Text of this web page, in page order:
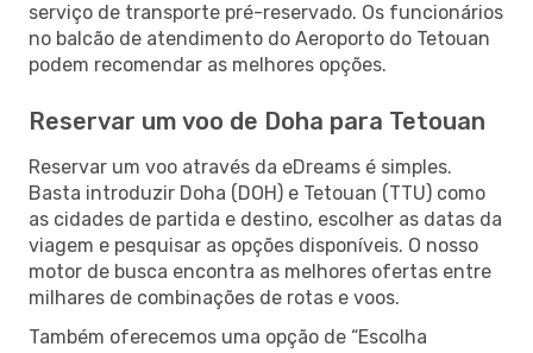
serviço de transporte pré-reservado. Os funcionários
no balcão de atendimento do Aeroporto do Tetouan
podem recomendar as melhores opções.
Reservar um voo de Doha para Tetouan
Reservar um voo através da eDreams é simples.
Basta introduzir Doha (DOH) e Tetouan (TTU) como
as cidades de partida e destino, escolher as datas da
viagem e pesquisar as opções disponíveis. O nosso
motor de busca encontra as melhores ofertas entre
milhares de combinações de rotas e voos.
Também oferecemos uma opção de “Escolha